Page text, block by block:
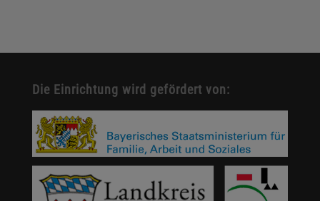
Die Einrichtung wird gefördert von: